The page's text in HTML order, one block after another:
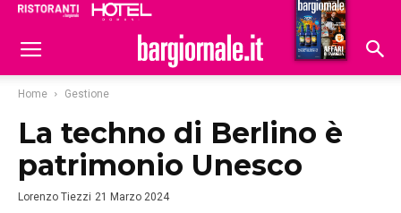
Hoteldomani
Home Gestione
La techno di Berlino è
patrimonio Unesco
Lorenzo Tiezzi 21 Marzo 2024